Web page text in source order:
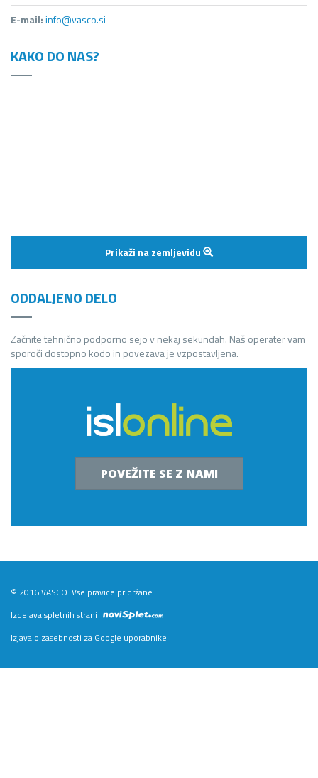
E-mail:info@vasco.si
KAKO DO NAS?
Prikaži na zemljevidu
ODDALJENO DELO
Začnite tehnično podporno sejo v nekaj sekundah. Naš operater vam
sporoči dostopno kodo in povezava je vzpostavljena.
POVEŽITE SE Z NAMI
© 2016 VASCO. Vse pravice pridržane.
Izdelava spletnih strani
Izjava o zasebnosti za Google uporabnike